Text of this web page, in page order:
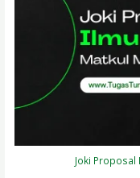
Joki Proposal